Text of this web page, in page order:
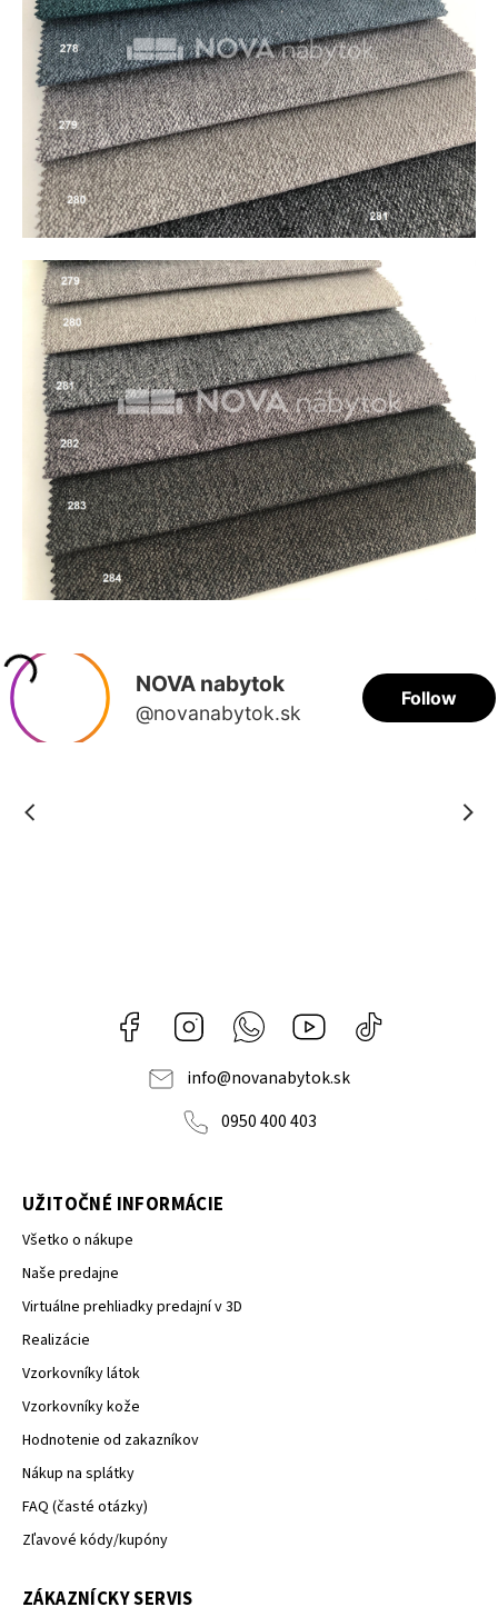
Facebook Instagram Whatsapp Youtube
nábytok
info@novanabytok.sk
0950 400 403
UŽITOČNÉ INFORMÁCIE
Všetko o nákupe
Naše predajne
Virtuálne prehliadky predajní v 3D
Realizácie
Vzorkovníky látok
Vzorkovníky kože
Hodnotenie od zakazníkov
Nákup na splátky
FAQ (časté otázky)
Zľavové kódy/kupóny
ZÁKAZNÍCKY SERVIS